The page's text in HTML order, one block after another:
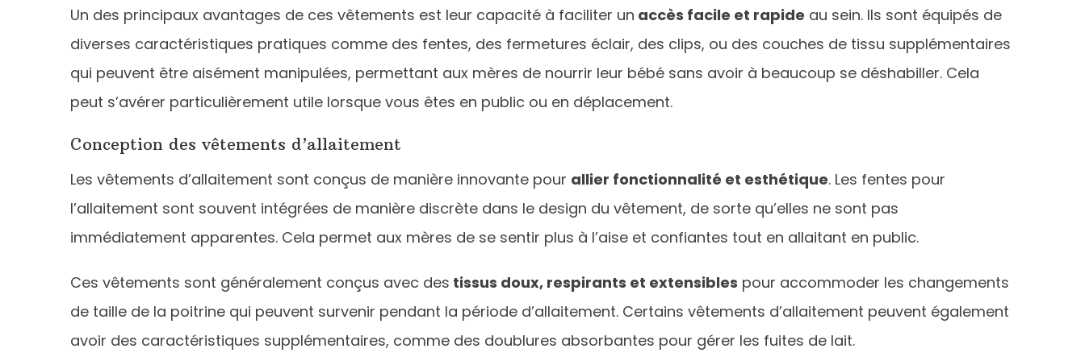
Un des principaux avantages de ces vêtements est leur capacité à faciliter un accès facile et rapide au sein. Ils sont équipés de
diverses caractéristiques pratiques comme des fentes, des fermetures éclair, des clips, ou des couches de tissu supplémentaires
qui peuvent être aisément manipulées, permettant aux mères de nourrir leur bébé sans avoir à beaucoup se déshabiller. Cela
peut s’avérer particulièrement utile lorsque vous êtes en public ou en déplacement.
Conception des vêtements d’allaitement
Les vêtements d’allaitement sont conçus de manière innovante pour allier fonctionnalité et esthétique. Les fentes pour
l’allaitement sont souvent intégrées de manière discrète dans le design du vêtement, de sorte qu’elles ne sont pas
immédiatement apparentes. Cela permet aux mères de se sentir plus à l’aise et confiantes tout en allaitant en public.
Ces vêtements sont généralement conçus avec des tissus doux, respirants et extensibles pour accommoder les changements
de taille de la poitrine qui peuvent survenir pendant la période d’allaitement. Certains vêtements d’allaitement peuvent également
avoir des caractéristiques supplémentaires, comme des doublures absorbantes pour gérer les fuites de lait.